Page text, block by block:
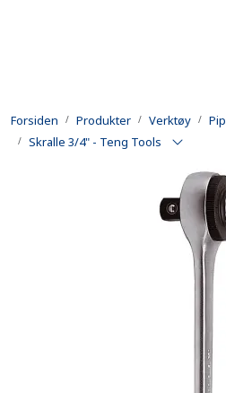
Forsiden Produkter Verktøy
Skralle 3/4" - Teng Tools
Utleie